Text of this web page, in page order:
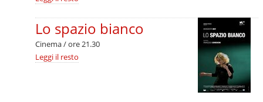
-
Frammenti
di
vita
di
nonno
Timòteo
Lo spazio bianco
Cinema / ore 21.30
Lo
spazio
Leggi il resto